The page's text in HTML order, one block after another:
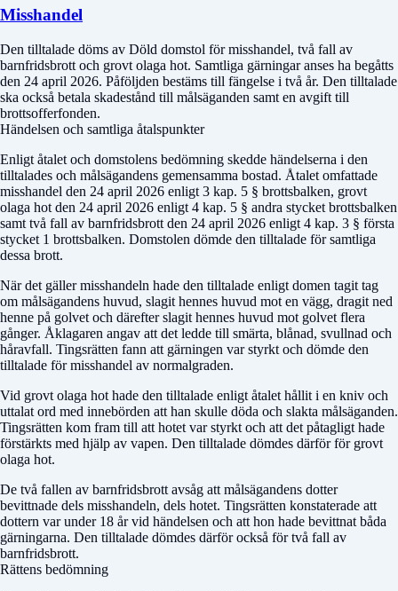
Misshandel
Den tilltalade döms av Döld domstol för misshandel, två fall av
barnfridsbrott och grovt olaga hot. Samtliga gärningar anses ha begåtts
den 24 april 2026. Påföljden bestäms till fängelse i två år. Den tilltalade
ska också betala skadestånd till målsäganden samt en avgift till
brottsofferfonden.
Händelsen och samtliga åtalspunkter
Enligt åtalet och domstolens bedömning skedde händelserna i den
tilltalades och målsägandens gemensamma bostad. Åtalet omfattade
misshandel den 24 april 2026 enligt 3 kap. 5 § brottsbalken, grovt
olaga hot den 24 april 2026 enligt 4 kap. 5 § andra stycket brottsbalken
samt två fall av barnfridsbrott den 24 april 2026 enligt 4 kap. 3 § första
stycket 1 brottsbalken. Domstolen dömde den tilltalade för samtliga
dessa brott.
När det gäller misshandeln hade den tilltalade enligt domen tagit tag
om målsägandens huvud, slagit hennes huvud mot en vägg, dragit ned
henne på golvet och därefter slagit hennes huvud mot golvet flera
gånger. Åklagaren angav att det ledde till smärta, blånad, svullnad och
håravfall. Tingsrätten fann att gärningen var styrkt och dömde den
tilltalade för misshandel av normalgraden.
Vid grovt olaga hot hade den tilltalade enligt åtalet hållit i en kniv och
uttalat ord med innebörden att han skulle döda och slakta målsäganden.
Tingsrätten kom fram till att hotet var styrkt och att det påtagligt hade
förstärkts med hjälp av vapen. Den tilltalade dömdes därför för grovt
olaga hot.
De två fallen av barnfridsbrott avsåg att målsägandens dotter
bevittnade dels misshandeln, dels hotet. Tingsrätten konstaterade att
dottern var under 18 år vid händelsen och att hon hade bevittnat båda
gärningarna. Den tilltalade dömdes därför också för två fall av
barnfridsbrott.
Rättens bedömning